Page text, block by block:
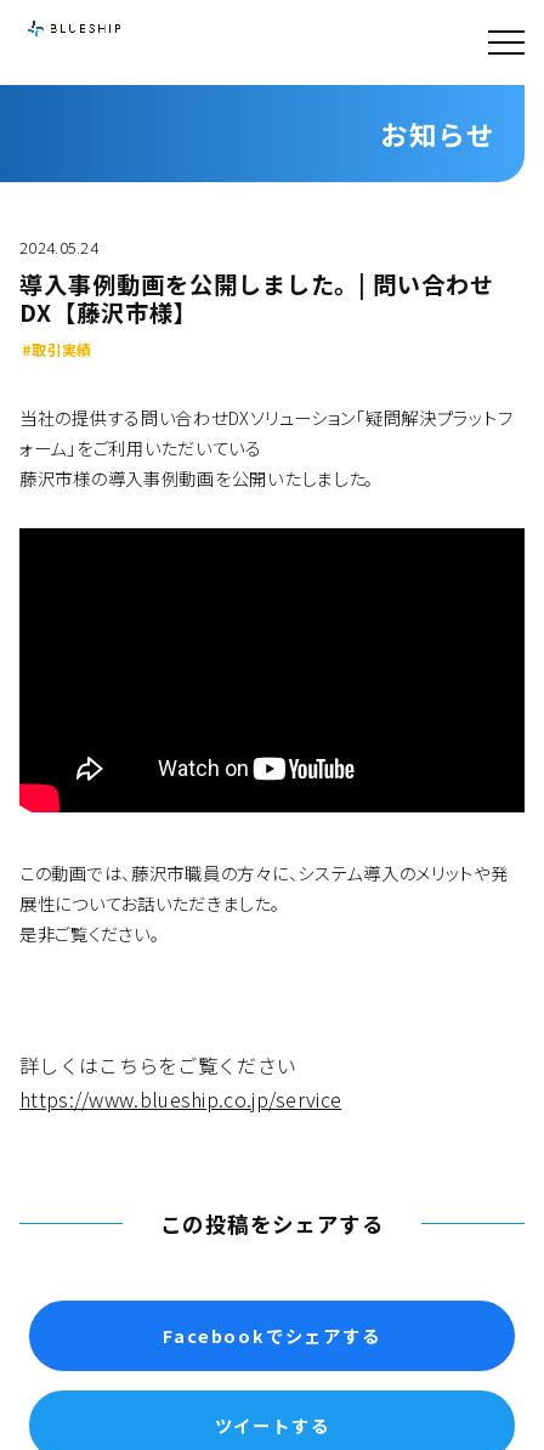
お知らせ
2024.05.24
導入事例動画を公開しました。| 問い合わせ
DX【藤沢市様】
#取引実績
当社の提供する問い合わせDXソリューション「疑問解決プラットフ
ォーム」をご利用いただいている
藤沢市様の導入事例動画を公開いたしました。
この動画では、藤沢市職員の方々に、システム導入のメリットや発
展性についてお話いただきました。
是非ご覧ください。
詳しくはこちらをご覧ください
https://www.blueship.co.jp/service
この投稿をシェアする
Facebookでシェアする
ツイートする